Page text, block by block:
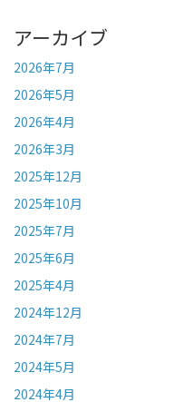
アーカイブ
2026年7月
2026年5月
2026年4月
2026年3月
2025年12月
2025年10月
2025年7月
2025年6月
2025年4月
2024年12月
2024年7月
2024年5月
2024年4月